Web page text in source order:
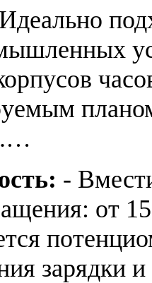
Идеально
-
от
зарядки